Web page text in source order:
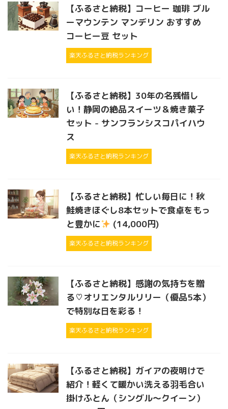
【ふるさと納税】コーヒー 珈琲 ブル
ーマウンテン マンデリン おすすめ
コーヒー豆 セット
楽天ふるさと納税ランキング
【ふるさと納税】30年の名残惜し
い！静岡の絶品スイーツ＆焼き菓子
セット - サンフランシスコパイハウ
ス
楽天ふるさと納税ランキング
【ふるさと納税】忙しい毎日に！秋
鮭焼きほぐし8本セットで食卓をもっ
と豊かに
(14,000円)
楽天ふるさと納税ランキング
【ふるさと納税】感謝の気持ちを贈
る♡オリエンタルリリー（優品5本）
で特別な日を彩る！
楽天ふるさと納税ランキング
【ふるさと納税】ガイアの夜明けで
紹介！軽くて暖かい洗える羽毛合い
掛けふとん（シングル～クイーン）